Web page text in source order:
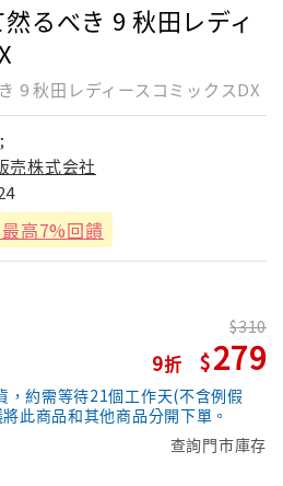
るべき 9 秋田レディ
9 秋田レディースコミックスDX
売株式会社
最高7%回饋
9
310
279
，約需等待21個工作天(不含例假
此商品和其他商品分開下單。
查詢門市庫存